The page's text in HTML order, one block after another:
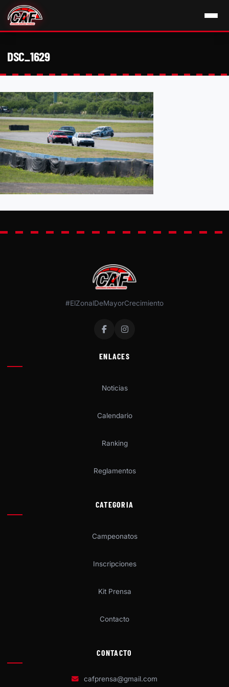
DSC_1629
#ElZonalDeMayorCrecimiento
ENLACES
Noticias
Calendario
Ranking
Reglamentos
CATEGORIA
Campeonatos
Inscripciones
Kit Prensa
Contacto
CONTACTO
cafprensa@gmail.com